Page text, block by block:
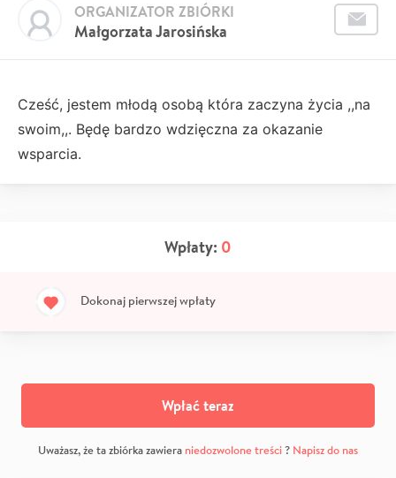
Małgorzata Jarosińska
ORGANIZATOR ZBIÓRKI
Cześć, jestem młodą osobą która zaczyna życia ,,na
swoim,,. Będę bardzo wdzięczna za okazanie
wsparcia.
Wpłaty: 0
Dokonaj pierwszej wpłaty
Wpłać teraz
Uważasz, że ta zbiórka zawiera niedozwolone treści? Napisz do nas